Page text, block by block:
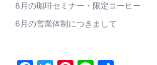
8月の珈琲セミナー・限定コーヒー
6月の営業体制につきまして